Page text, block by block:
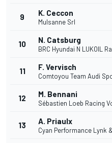
9 K. Ceccon
Mulsanne Srl
10 N. Catsburg
BRC Hyundai N LUKOIL
11 F. Vervisch
Comtoyou Team Audi
12 M. Bennani
Sébastien Loeb Racing
13 A. Priaulx
Cyan Performance Lynk